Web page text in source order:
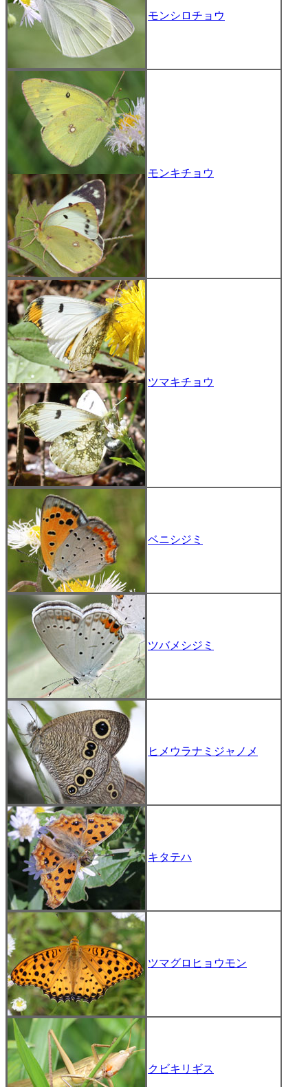
モンシロチョウ
モンキチョウ
ツマキチョウ
ベニシジミ
ツバメシジミ
ヒメウラナミジャノメ
キタテハ
ツマグロヒョウモン
クビキリギス